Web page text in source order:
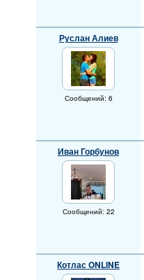
Руслан Алиев
Сообщений: 6
Иван Горбунов
Сообщений: 22
Котлас ONLINE